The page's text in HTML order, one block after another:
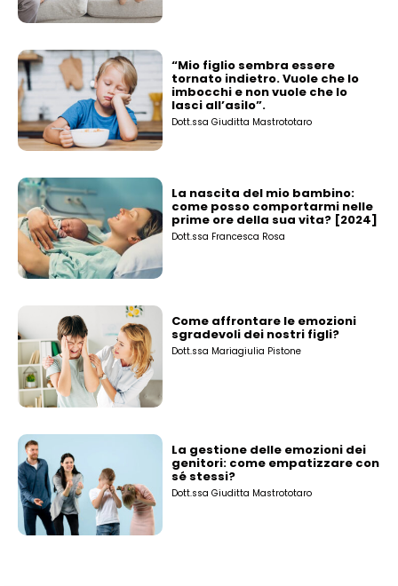
“Mio figlio sembra essere
tornato indietro. Vuole che lo
imbocchi e non vuole che lo
lasci all’asilo”.
Dott.ssa Giuditta Mastrototaro
La nascita del mio bambino:
come posso comportarmi nelle
prime ore della sua vita? [2024]
Dott.ssa Francesca Rosa
Come affrontare le emozioni
sgradevoli dei nostri figli?
Dott.ssa Mariagiulia Pistone
La gestione delle emozioni dei
genitori: come empatizzare con
sé stessi?
Dott.ssa Giuditta Mastrototaro